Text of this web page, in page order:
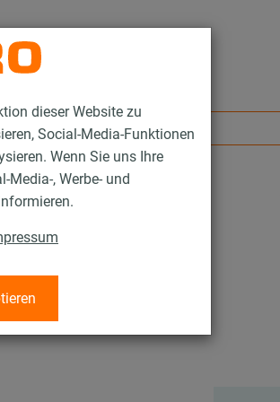
dieser Website zu
Social-Media-Funktionen
Wenn Sie uns Ihre
Media-, Werbe- und